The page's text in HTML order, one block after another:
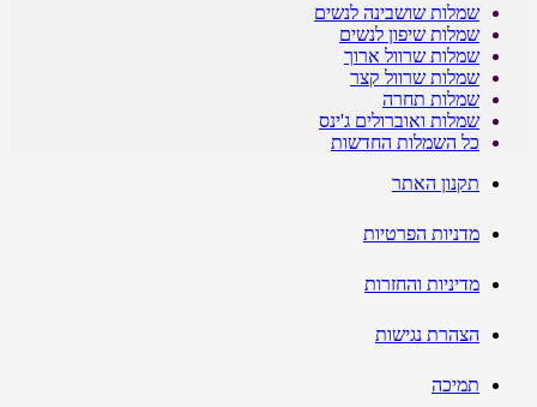
שמלות שושבינה לנשים
שמלות שיפון לנשים
שמלות שרוול ארוך
שמלות שרוול קצר
שמלות תחרה
שמלות ואוברולים ג'ינס
כל השמלות החדשות
תקנון האתר
מדניות הפרטיות
מדיניות והחזרות
הצהרת נגישות
תמיכה